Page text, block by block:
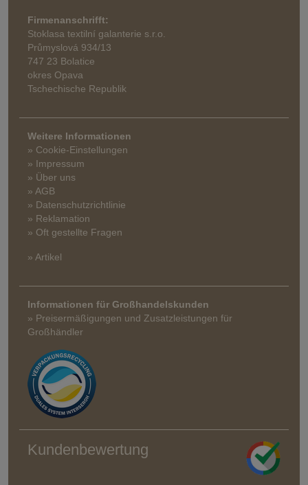
Firmenanschrifft:
Stoklasa textilní galanterie s.r.o.
Průmyslová 934/13
747 23 Bolatice
okres Opava
Tschechische Republik
Weitere Informationen
» Cookie-Einstellungen
» Impressum
» Über uns
» AGB
» Datenschutzrichtlinie
» Reklamation
» Oft gestellte Fragen
» Artikel
Informationen für Großhandelskunden
» Preisermäßigungen und Zusatzleistungen für
Großhändler
Kundenbewertung